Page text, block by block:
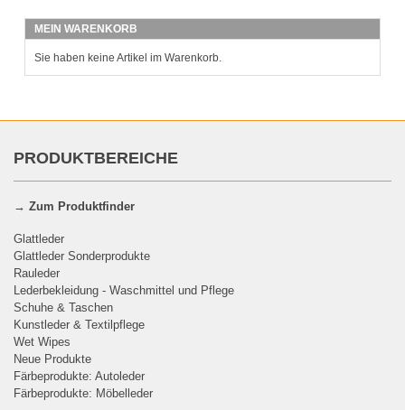
MEIN WARENKORB
Sie haben keine Artikel im Warenkorb.
PRODUKTBEREICHE
→ Zum Produktfinder
Glattleder
Glattleder Sonderprodukte
Rauleder
Lederbekleidung - Waschmittel und Pflege
Schuhe & Taschen
Kunstleder & Textilpflege
Wet Wipes
Neue Produkte
Färbeprodukte: Autoleder
Färbeprodukte: Möbelleder